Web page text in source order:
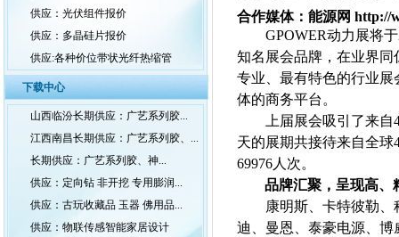
供应：光伏组件报价
供应：多晶硅片报价
供应:各种价位带状光纤热缩管
下载中心
山西临汾长期供应：广艺系列胶...
江西南昌长期供应：广艺系列胶、...
长期供应：广艺系列胶、神...
供应：定向钻 非开挖 专用膨润...
供应：古玩收藏品 玉器 佛用品...
供应：物联传感智能家居设计
合作媒体：能源网 http://
GPOWER动力展将
知名展会品牌，在业界同
专业、最有特色的行业
体的商务平台。
上届展会吸引了来
天的展期共接待来自全球
69976人次。
品牌汇聚，呈现高、
康明斯、卡特彼勒
迪、曼恩、泰豪电源、